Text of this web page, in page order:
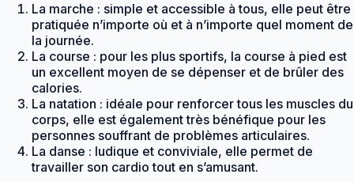
La marche : simple et accessible à tous, elle peut être
pratiquée n’importe où et à n’importe quel moment de
la journée.
La course : pour les plus sportifs, la course à pied est
un excellent moyen de se dépenser et de brûler des
calories.
La natation : idéale pour renforcer tous les muscles du
corps, elle est également très bénéfique pour les
personnes souffrant de problèmes articulaires.
La danse : ludique et conviviale, elle permet de
travailler son cardio tout en s’amusant.